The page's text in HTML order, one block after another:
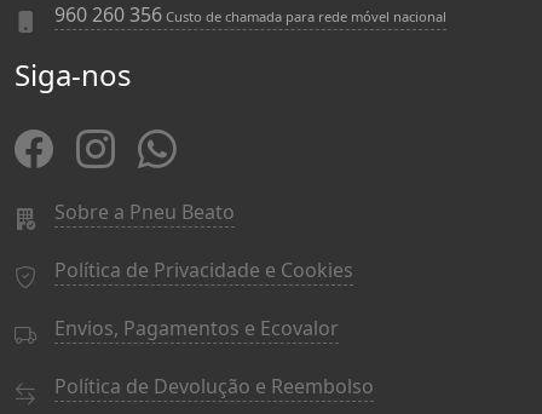
960 260 356 Custo de chamada para rede móvel nacional
Siga-nos
Sobre a Pneu Beato
Política de Privacidade e Cookies
Envios, Pagamentos e Ecovalor
Política de Devolução e Reembolso